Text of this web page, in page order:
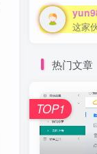
热门文章
TOP1